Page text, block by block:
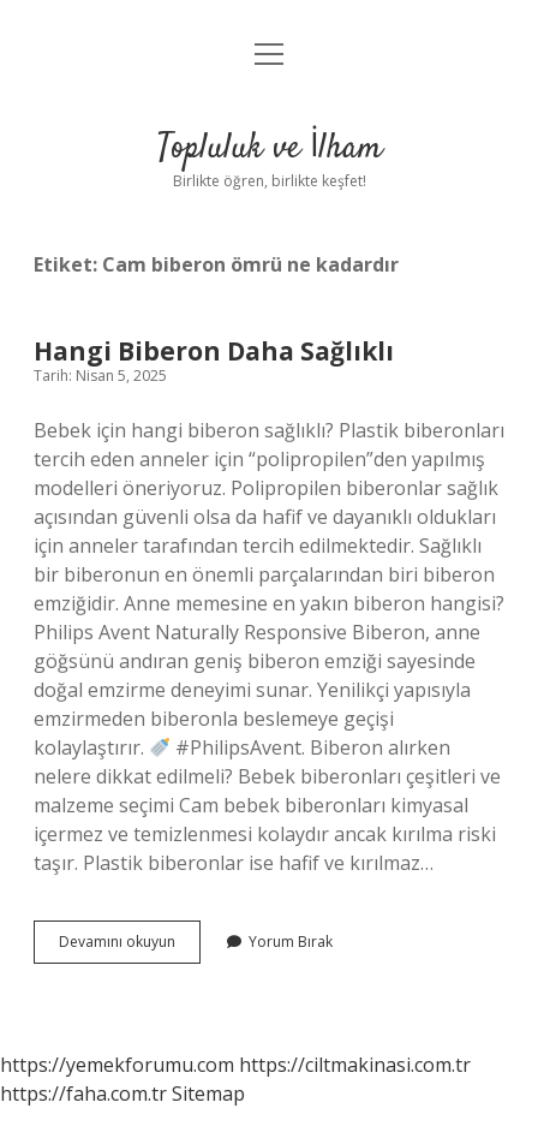
Anasayfa
Yasal Uyarı
menüyü
Topluluk ve İlham
Birlikte öğren, birlikte keşfet!
Etiket: Cam biberon ömrü ne kadardır
Hangi Biberon Daha Sağlıklı
Tarih: Nisan 5, 2025
Bebek için hangi biberon sağlıklı? Plastik biberonları
tercih eden anneler için “polipropilen”den yapılmış
modelleri öneriyoruz. Polipropilen biberonlar sağlık
açısından güvenli olsa da hafif ve dayanıklı oldukları
için anneler tarafından tercih edilmektedir. Sağlıklı
bir biberonun en önemli parçalarından biri biberon
emziğidir. Anne memesine en yakın biberon hangisi?
Philips Avent Naturally Responsive Biberon, anne
göğsünü andıran geniş biberon emziği sayesinde
doğal emzirme deneyimi sunar. Yenilikçi yapısıyla
emzirmeden biberonla beslemeye geçişi
kolaylaştırır.
#PhilipsAvent. Biberon alırken
nelere dikkat edilmeli? Bebek biberonları çeşitleri ve
malzeme seçimi Cam bebek biberonları kimyasal
içermez ve temizlenmesi kolaydır ancak kırılma riski
taşır. Plastik biberonlar ise hafif ve kırılmaz…
Devamını okuyun
Biberon
Yorum Bırak
https://yemekforumu.com https://ciltmakinasi.com.tr
https://faha.com.trSitemap